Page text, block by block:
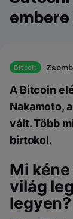
Bitcoin
A Bitcoin
Nakamoto,
vált. Több
birtokol.
Mi
világ
legyen?